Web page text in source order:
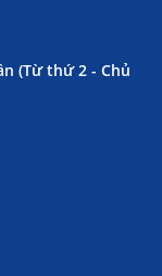
(Từ thứ 2 - Chủ